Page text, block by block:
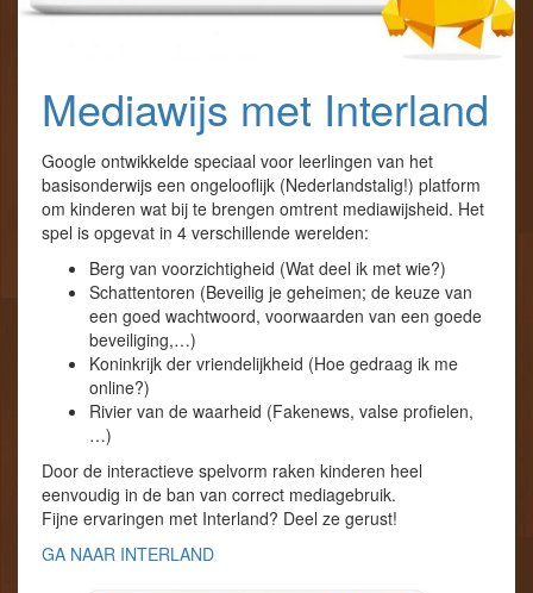
Mediawijs met Interland
Google ontwikkelde speciaal voor leerlingen van het
basisonderwijs een ongelooflijk (Nederlandstalig!) platform
om kinderen wat bij te brengen omtrent mediawijsheid. Het
spel is opgevat in 4 verschillende werelden:
Berg van voorzichtigheid (Wat deel ik met wie?)
Schattentoren (Beveilig je geheimen; de keuze van
een goed wachtwoord, voorwaarden van een goede
beveiliging,…)
Koninkrijk der vriendelijkheid (Hoe gedraag ik me
online?)
Rivier van de waarheid (Fakenews, valse profielen,
…)
Door de interactieve spelvorm raken kinderen heel
eenvoudig in de ban van correct mediagebruik.
Fijne ervaringen met Interland? Deel ze gerust!
GA NAAR INTERLAND